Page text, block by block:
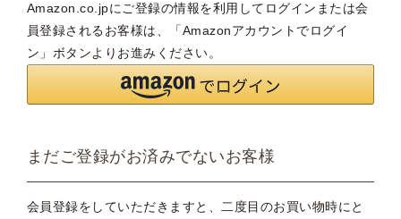
Amazon.co.jpにご登録の情報を利用してログインまたは会
員登録されるお客様は、「Amazonアカウントでログイ
ン」ボタンよりお進みください。
まだご登録がお済みでないお客様
会員登録をしていただきますと、二度目のお買い物時にと